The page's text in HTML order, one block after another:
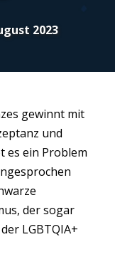
2023
gewinnt mit
und
es ein Problem
der sogar
LGBTQIA+